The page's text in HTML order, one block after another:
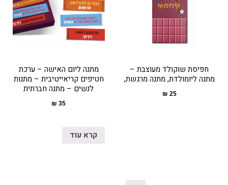
חפיסת שוקולד מעוצבת –
מתנה ליומולדת, מתנה מרגשת,
25
₪
מתנה ליום האישה – ערכת
חטיפים קריאייטיבית – מתנות
לנשים – מתנה חברתית
35
₪
קרא עוד